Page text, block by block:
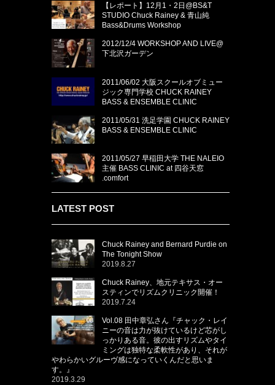
【レポート】12月1・2日@BS&T
STUDIO Chuck Rainey & 青山純
Bass&Drums Workshop
2012/12/4 WORKSHOP AND LIVE@
下北沢ガーデン
2011/06/02 大阪スクールオブミュー
ジック専門学校 CHUCK RAINEY
BASS & ENSEMBLE CLINIC
2011/05/31 洗足学園 CHUCK RAINEY
BASS & ENSEMBLE CLINIC
2011/05/27 早稲田大学 THE NALEIO
主催 BASS CLINIC at 四谷天窓
.comfort
LATEST POST
Chuck Rainey and Bernard Purdie on
The Tonight Show
2019.8.27
Chuck Rainey、地元テキサス・オー
スティンでリズムクリニック開催！
2019.7.24
Vol.08 田中章弘さん『チャック・レイ
ニーの音は力が抜けているけど芯がし
っかりある音。彼の出すリズムやタイ
ミングは独特な柔軟性があり、それが
やわらかいグルーヴ感になっていくんだと思いま
す。』
2019.3.29